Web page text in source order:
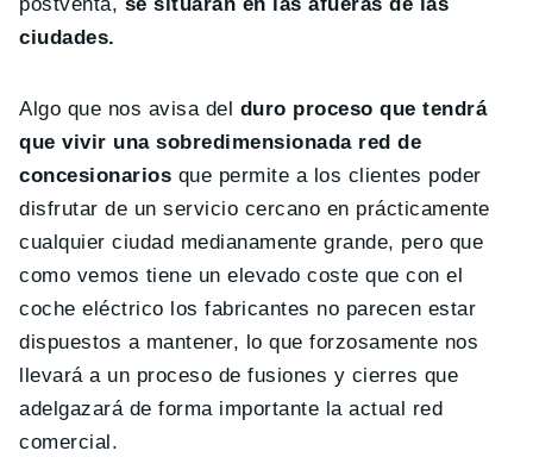
ciudades.
Algo que nos avisa del duro proceso que tendrá
que vivir una sobredimensionada red de
concesionarios que permite a los clientes poder
disfrutar de un servicio cercano en prácticamente
cualquier ciudad medianamente grande, pero que
como vemos tiene un elevado coste que con el
coche eléctrico los fabricantes no parecen estar
dispuestos a mantener, lo que forzosamente nos
llevará a un proceso de fusiones y cierres que
adelgazará de forma importante la actual red
comercial.